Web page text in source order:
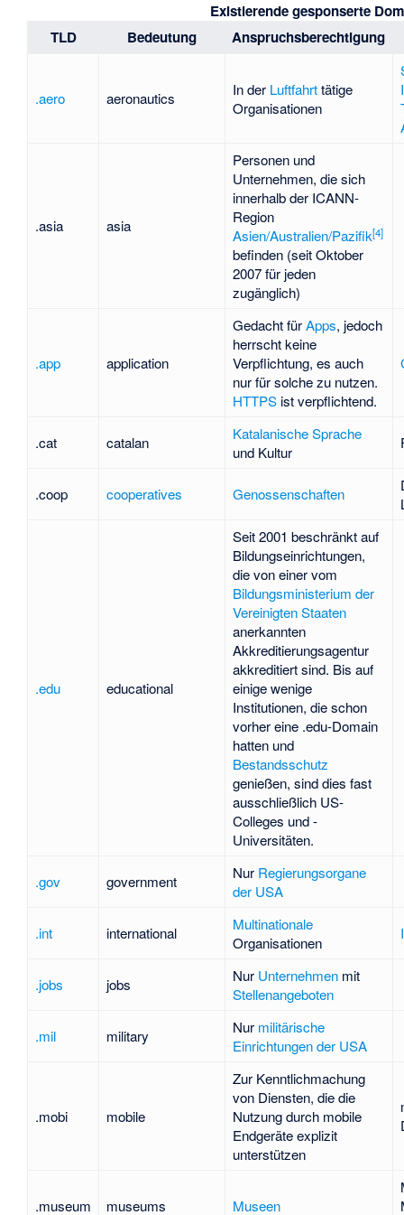
Existierende gesponserte
TLD
Bedeutung Anspruchsberechtigung
.aero aeronautics In der Luftfahrttätige
Organisationen
.asia asia
Personen und
Unternehmen, die sich
innerhalb der ICANN-
Region
Asien/Australien/Pazifik[4]
befinden (seit Oktober
2007 für jeden
zugänglich)
.app application
Gedacht fürApps, jedoch
herrscht keine
Verpflichtung, es auch
nur für solche zu nutzen.
HTTPSist verpflichtend.
.cat catalan
Katalanische Sprache
und Kultur
.coop cooperatives Genossenschaften
.edu educational
Seit 2001 beschränkt auf
Bildungseinrichtungen,
die von einer vom
Bildungsministerium der
Vereinigten Staaten
anerkannten
Akkreditierungsagentur
akkreditiert sind. Bis auf
einige wenige
Institutionen, die schon
vorher eine .edu-Domain
hatten und
Bestandsschutz
genießen, sind dies fast
ausschließlich US-
Colleges und -
Universitäten.
.gov government Nur Regierungsorgane
der USA
.int international
Multinationale
Organisationen
.jobs jobs Nur Unternehmenmit
Stellenangeboten
.mil military Nur militärische
Einrichtungen der USA
.mobi mobile
Zur Kenntlichmachung
von Diensten, die die
Nutzung durch mobile
Endgeräteexplizit
unterstützen
.museum museums Museen